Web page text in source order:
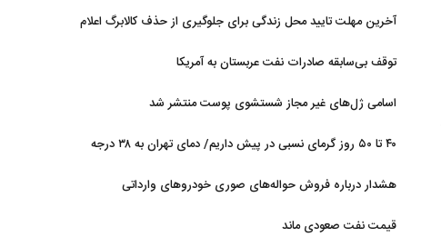
آخرین مهلت تایید محل زندگی برای جلوگیری از حذف کالابرگ اعلام
توقف بی‌سابقه صادرات نفت عربستان به آمریکا
اسامی ژل‌های غیر مجاز شستشوی پوست منتشر شد
۴۰ تا ۵۰ روز گرمای نسبی در پیش داریم/ دمای تهران به ۳۸ درجه
هشدار درباره فروش حواله‌های صوری خودروهای وارداتی
قیمت نفت صعودی ماند